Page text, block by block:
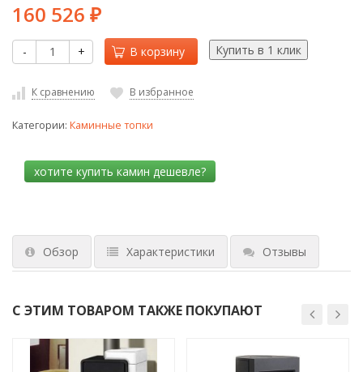
160 526 ₽
- + В корзину
К сравнению В избранное
Категории: Каминные топки
Обзор Характеристики Отзывы
С ЭТИМ ТОВАРОМ ТАКЖЕ ПОКУПАЮТ